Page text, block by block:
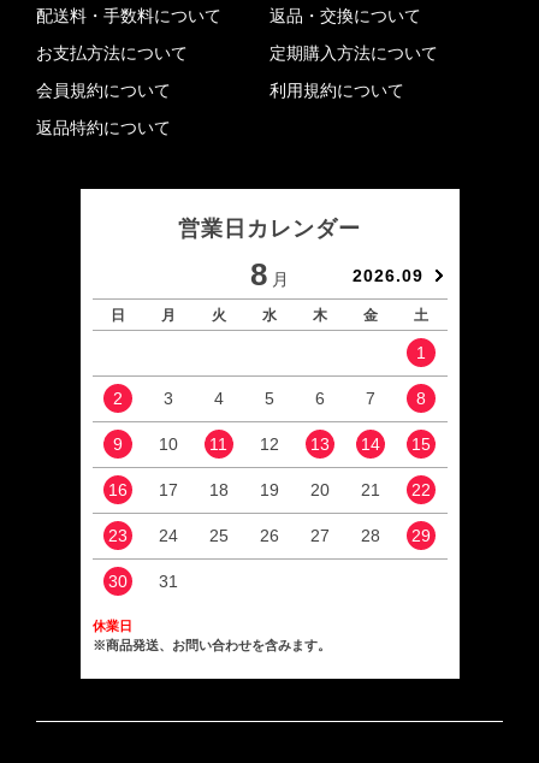
配送料・手数料について
お支払方法について
会員規約について
返品特約について
返品・交換について
定期購入方法について
利用規約について
営業日カレンダー
8 月 2026.09
日 月 火 水 木 金 土
1
2 3 4 5 6 7 8
9 10 11 12 13 14 15
16 17 18 19 20 21 22
23 24 25 26 27 28 29
30 31
休業日
※商品発送、お問い合わせを含みます。